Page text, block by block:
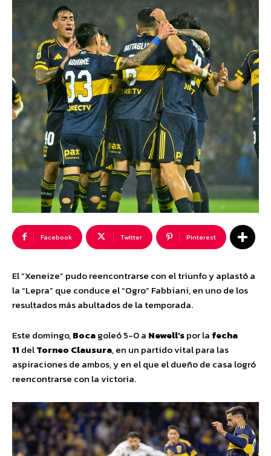
Facebook Twitter Pinterest
El “Xeneize” pudo reencontrarse con el triunfo y aplastó a
la “Lepra” que conduce el “Ogro” Fabbiani, en uno de los
resultados más abultados de la temporada.
Este domingo,Bocagoleó 5-0 a Newell’spor la fecha
11 delTorneo Clausura, en un partido vital para las
aspiraciones de ambos, y en el que el dueño de casa logró
reencontrarse con la victoria.